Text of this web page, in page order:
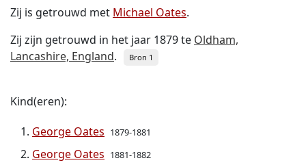
Zij is getrouwd met Michael Oates.
Zij zijn getrouwd in het jaar 1879 te Oldham,
Lancashire, England. Bron 1
Kind(eren):
George Oates 1879-1881
George Oates 1881-1882